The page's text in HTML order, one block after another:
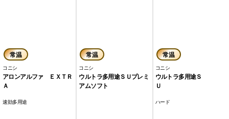
常温
コニシ
アロンアルファ ＥＸＴＲ
Ａ
速効多用途
常温
コニシ
ウルトラ多用途ＳＵプレミ
アムソフト
常温
コニシ
ウルトラ多用途Ｓ
ハード